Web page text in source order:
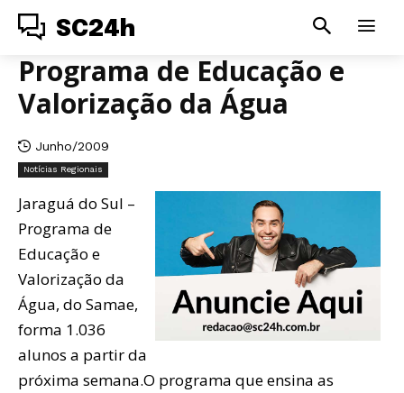
SC24h
Programa de Educação e
Valorização da Água
Junho/2009
Notícias Regionais
Jaraguá do Sul –
Programa de
Educação e
Valorização da
Água, do Samae,
forma 1.036
alunos a partir da
próxima semana.O programa que ensina as